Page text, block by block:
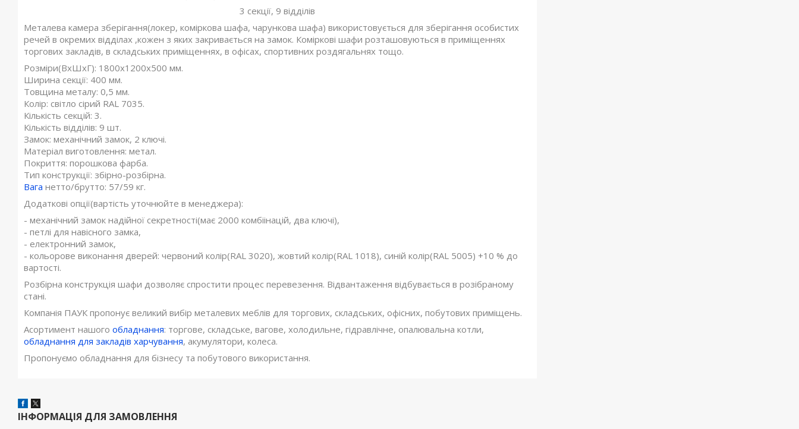
3 секції, 9 відділів
Металева камера зберігання(локер, коміркова шафа, чарункова шафа) використовується для зберігання особистих
речей в окремих відділах ,кожен з яких закривається на замок. Коміркові шафи розташовуються в приміщеннях
торгових закладів, в складських приміщеннях, в офісах, спортивних роздягальнях тощо.
Розміри(ВхШхГ): 1800х1200х500 мм.
Ширина секції: 400 мм.
Товщина металу: 0,5 мм.
Колір: світло сірий RAL 7035.
Кількість секцій: 3.
Кількість відділів: 9 шт.
Замок: механічний замок, 2 ключі.
Матеріал виготовлення: метал.
Покриття: порошкова фарба.
Тип конструкції: збірно-розбірна.
Вага нетто/брутто: 57/59 кг.
Додаткові опції(вартість уточнюйте в менеджера):
- механічний замок надійної секретності(має 2000 комбіінацій, два ключі),
- петлі для навісного замка,
- електронний замок,
- кольорове виконання дверей: червоний колір(RAL 3020), жовтий колір(RAL 1018), синій колір(RAL 5005) +10 % до
вартості.
Розбірна конструкція шафи дозволяє спростити процес перевезення. Відвантаження відбувається в розібраному
стані.
Компанія ПАУК пропонує великий вибір металевих меблів для торгових, складських, офісних, побутових приміщень.
Асортимент нашого обладнання: торгове, складське, вагове, холодильне, гідравлічне, опалювальна котли,
обладнання для закладів харчування, акумулятори, колеса.
Пропонуємо обладнання для бізнесу та побутового використання.
ІНФОРМАЦІЯ ДЛЯ ЗАМОВЛЕННЯ